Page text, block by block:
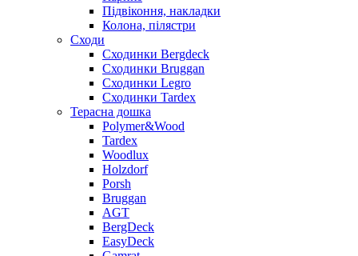
Підвіконня, накладки
Колона, пілястри
Сходи
Сходинки Bergdeck
Сходинки Bruggan
Сходинки Legro
Сходинки Tardex
Терасна дошка
Polymer&Wood
Tardex
Woodlux
Holzdorf
Porsh
Bruggan
AGT
BergDeck
EasyDeck